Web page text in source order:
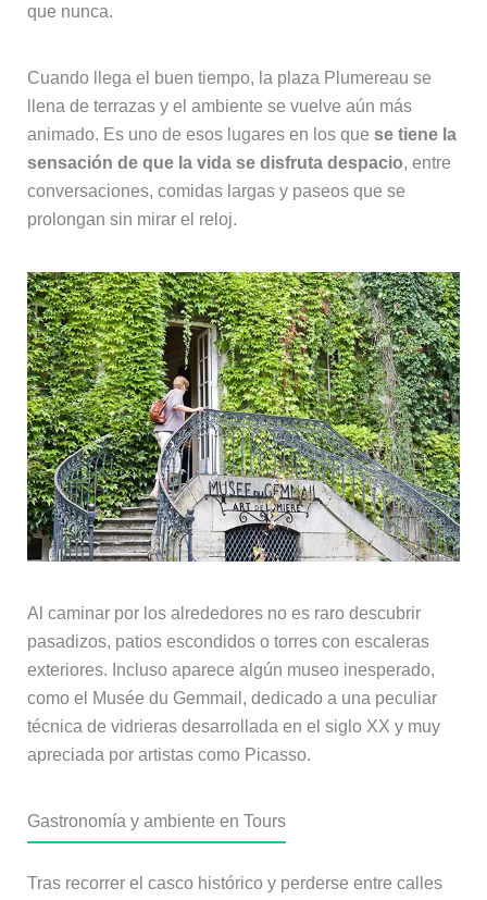
que nunca.
Cuando llega el buen tiempo, la plaza Plumereau se
llena de terrazas y el ambiente se vuelve aún más
animado. Es uno de esos lugares en los que se tiene la
sensación de que la vida se disfruta despacio, entre
conversaciones, comidas largas y paseos que se
prolongan sin mirar el reloj.
Al caminar por los alrededores no es raro descubrir
pasadizos, patios escondidos o torres con escaleras
exteriores. Incluso aparece algún museo inesperado,
como el Musée du Gemmail, dedicado a una peculiar
técnica de vidrieras desarrollada en el siglo XX y muy
apreciada por artistas como Picasso.
Gastronomía y ambiente en Tours
Tras recorrer el casco histórico y perderse entre calles